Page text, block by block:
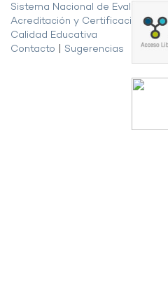
Sistema Nacional de Evaluación,
Acreditación y Certificación de la
Calidad Educativa
Contacto
Sugerencias